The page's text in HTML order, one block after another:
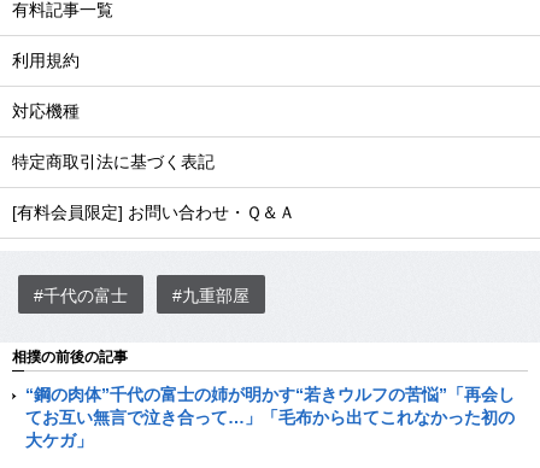
有料記事一覧
利用規約
対応機種
特定商取引法に基づく表記
[有料会員限定] お問い合わせ・Ｑ＆Ａ
#千代の富士 #九重部屋
相撲の前後の記事
“鋼の肉体”千代の富士の姉が明かす“若きウルフの苦悩”「再会し
てお互い無言で泣き合って…」「毛布から出てこれなかった初の
大ケガ」